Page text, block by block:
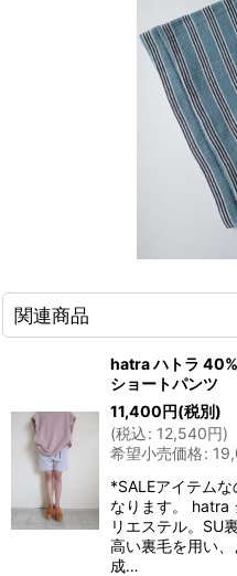
関連商品
hatra ハトラ
ショートパンツ
11,400円(税別)
(税込: 12,540円)
希望小売価格:
*SALEアイテム
なります。 hatra
リエステル。SU
高い裏毛を用い
成…